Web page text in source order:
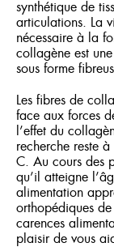
synthétique de
articulations. La
nécessaire à la
collagène est
sous forme
Les fibres de
face aux forces
l’effet du
recherche reste
C. Au cours des
qu’il atteigne
alimentation
orthopédiques
carences
plaisir de vous